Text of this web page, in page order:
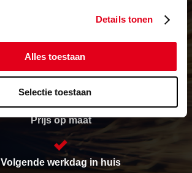
Details tonen
Alles toestaan
Selectie toestaan
Vrijwel alles op voorraad
Prijs op maat
Volgende werkdag in huis